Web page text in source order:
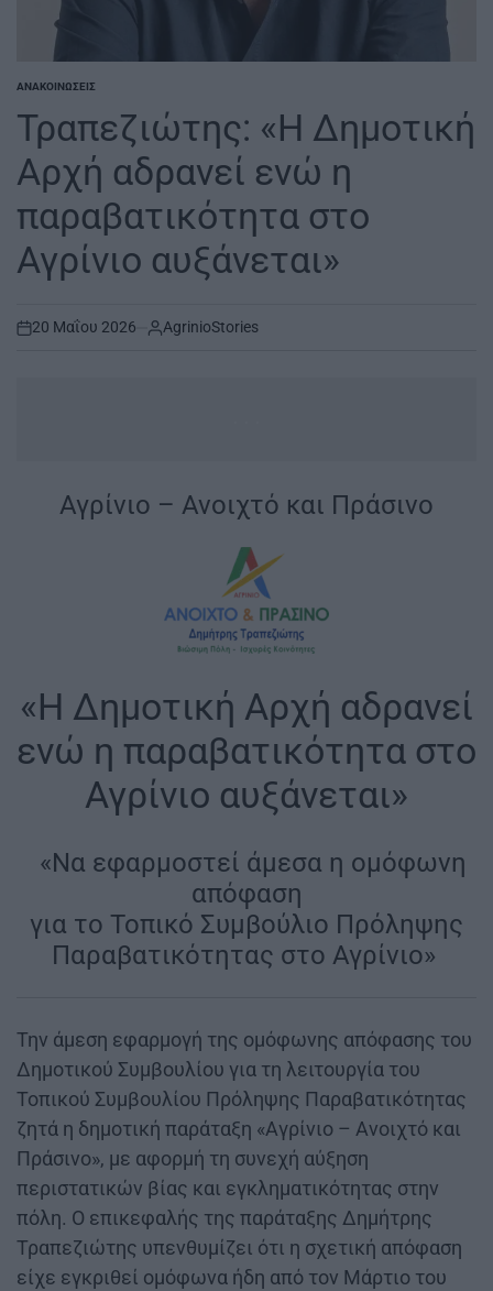
POSTED
ΑΝΑΚΟΙΝΏΣΕΙΣ
Τραπεζιώτης: «Η Δημοτική
Αρχή αδρανεί ενώ η
παραβατικότητα στο
Αγρίνιο αυξάνεται»
on
20 Μαΐου 2026 AgrinioStories
Αγρίνιο – Ανοιχτό και Πράσινο
«Η Δημοτική Αρχή αδρανεί
ενώ η παραβατικότητα στο
Αγρίνιο αυξάνεται»
«Να εφαρμοστεί άμεσα η ομόφωνη
απόφαση
για το Τοπικό Συμβούλιο Πρόληψης
Παραβατικότητας στο Αγρίνιο»
Την άμεση εφαρμογή της ομόφωνης απόφασης του
Δημοτικού Συμβουλίου για τη λειτουργία του
Τοπικού Συμβουλίου Πρόληψης Παραβατικότητας
ζητά η δημοτική παράταξη «Αγρίνιο – Ανοιχτό και
Πράσινο», με αφορμή τη συνεχή αύξηση
περιστατικών βίας και εγκληματικότητας στην
πόλη. Ο επικεφαλής της παράταξης Δημήτρης
Τραπεζιώτης υπενθυμίζει ότι η σχετική απόφαση
είχε εγκριθεί ομόφωνα ήδη από τον Μάρτιο του